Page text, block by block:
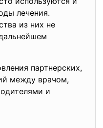
лечения.
из них не
партнерских,
между врачом,
и